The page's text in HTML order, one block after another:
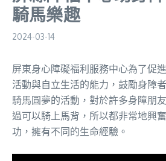
騎馬樂趣
2024-03-14
屏東身心障礙福利服務中心為了促
活動與自立生活的能力，鼓勵身障
騎馬圓夢的活動，對於許多身障朋
過可以騎上馬背，所以都非常地興
功，擁有不同的生命經驗。